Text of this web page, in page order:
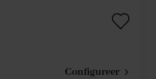
Configureer